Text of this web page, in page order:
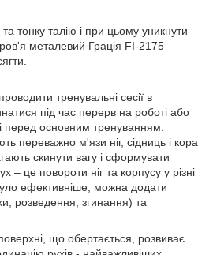
тонку талію і при цьому уникнути
металевий Грація FI-2175
тренувальні сесії в
під час перерв на роботі або
перед основним тренуванням.
переважно м'язи ніг, сідниць і кора
скинути вагу і сформувати
– це повороти ніг та корпусу у різні
ефективніше, можна додати
розведення, згинання) та
що обертається, розвиває